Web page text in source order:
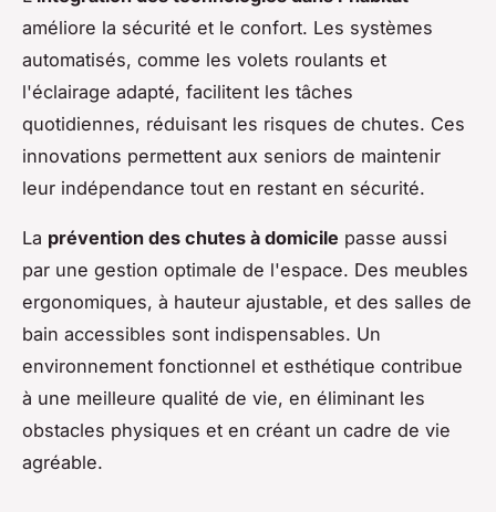
améliore la sécurité et le confort. Les systèmes
automatisés, comme les volets roulants et
l'éclairage adapté, facilitent les tâches
quotidiennes, réduisant les risques de chutes. Ces
innovations permettent aux seniors de maintenir
leur indépendance tout en restant en sécurité.
La prévention des chutes à domicile passe aussi
par une gestion optimale de l'espace. Des meubles
ergonomiques, à hauteur ajustable, et des salles de
bain accessibles sont indispensables. Un
environnement fonctionnel et esthétique contribue
à une meilleure qualité de vie, en éliminant les
obstacles physiques et en créant un cadre de vie
agréable.